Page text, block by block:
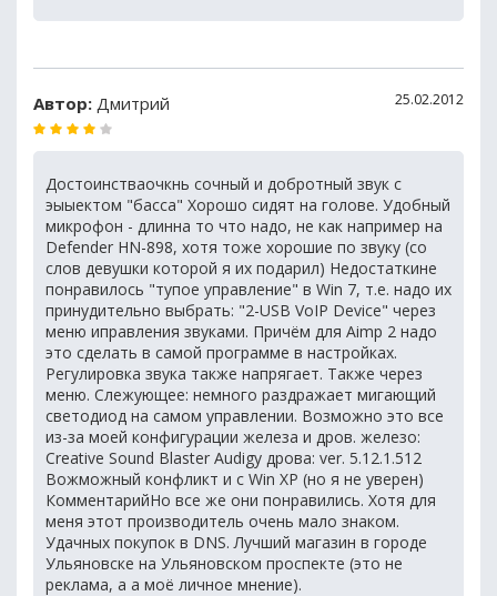
Автор: Дмитрий 25.02.2012
Достоинстваочкнь сочный и добротный звук с
эыыектом "басса" Хорошо сидят на голове. Удобный
микрофон - длинна то что надо, не как например на
Defender HN-898, хотя тоже хорошие по звуку (со
слов девушки которой я их подарил) Недостаткине
понравилось "тупое управление" в Win 7, т.е. надо их
принудительно выбрать: "2-USB VoIP Device" через
меню иправления звуками. Причём для Aimp 2 надо
это сделать в самой программе в настройках.
Регулировка звука также напрягает. Также через
меню. Слежующее: немного раздражает мигающий
светодиод на самом управлении. Возможно это все
из-за моей конфигурации железа и дров. железо:
Creative Sound Blaster Audigy дрова: ver. 5.12.1.512
Вожможный конфликт и с Win XP (но я не уверен)
КомментарийНо все же они понравились. Хотя для
меня этот производитель очень мало знаком.
Удачных покупок в DNS. Лучший магазин в городе
Ульяновске на Ульяновском проспекте (это не
реклама, а а моё личное мнение).